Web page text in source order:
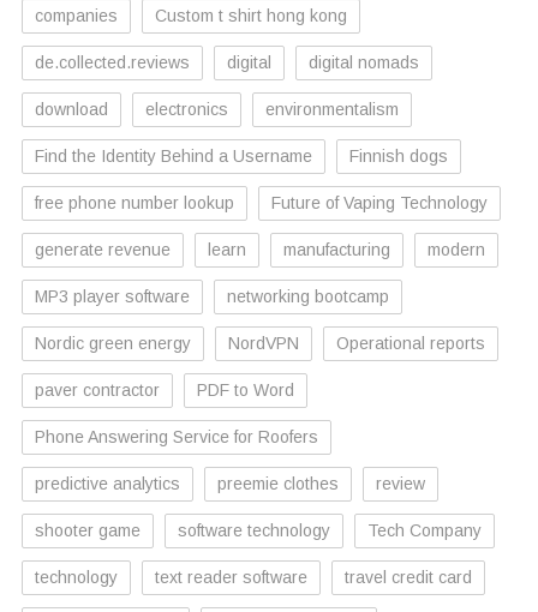
companies Custom t shirt hong kong
de.collected.reviews digital digital nomads
download electronics environmentalism
Find the Identity Behind a Username Finnish dogs
free phone number lookup Future of Vaping Technology
generate revenue learn manufacturing modern
MP3 player software networking bootcamp
Nordic green energy NordVPN Operational reports
paver contractor PDF to Word
Phone Answering Service for Roofers
predictive analytics preemie clothes review
shooter game software technology Tech Company
technology text reader software travel credit card